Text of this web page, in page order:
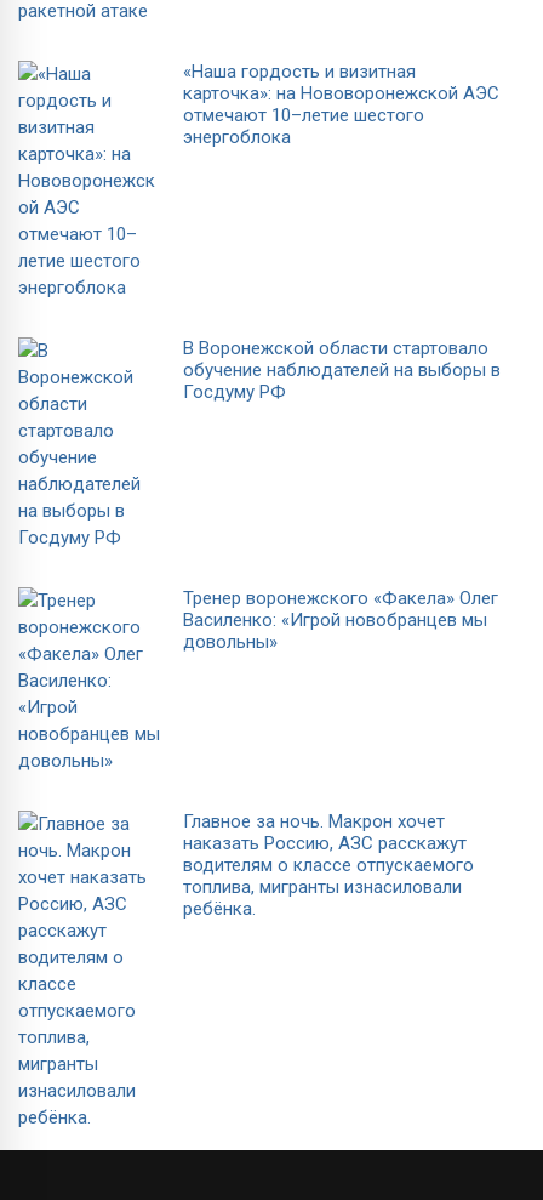
«Наша гордость и визитная
карточка»: на Нововоронежской АЭС
отмечают 10–летие шестого
энергоблока
В Воронежской области стартовало
обучение наблюдателей на выборы в
Госдуму РФ
Тренер воронежского «Факела» Олег
Василенко: «Игрой новобранцев мы
довольны»
Главное за ночь. Макрон хочет
наказать Россию, АЗС расскажут
водителям о классе отпускаемого
топлива, мигранты изнасиловали
ребёнка.